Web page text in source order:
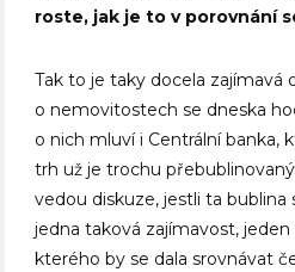
roste, jak je to v porovnání
Tak to je taky docela zajímavá
o nemovitostech se dneska
o nich mluví i Centrální banka,
trh už je trochu
vedou diskuze, jestli ta bublina
jedna taková zajímavost,
kterého by se dala srovnávat